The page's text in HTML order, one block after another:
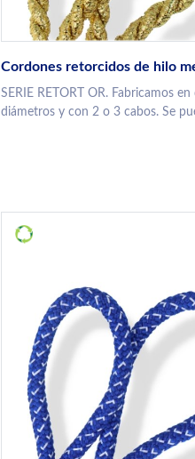
Cordones retorcidos de hilo
SERIE RETORT OR. Fabricamos
diámetros y con 2 o 3 cabos. Se